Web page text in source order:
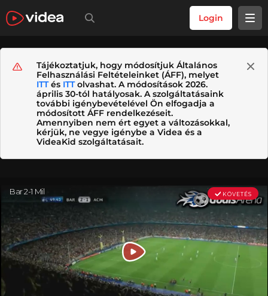
Login
Tájékoztatjuk, hogy módosítjuk Általános
Felhasználási Feltételeinket (ÁFF), melyet
ITTés ITTolvashat. A módosítások 2026.
április 30-tól hatályosak. A szolgáltatásaink
további igénybevételével Ön elfogadja a
módosított ÁFF rendelkezéseit.
Amennyiben nem ért egyet a változásokkal,
kérjük, ne vegye igénybe a Videa és a
VideaKid szolgáltatásait.